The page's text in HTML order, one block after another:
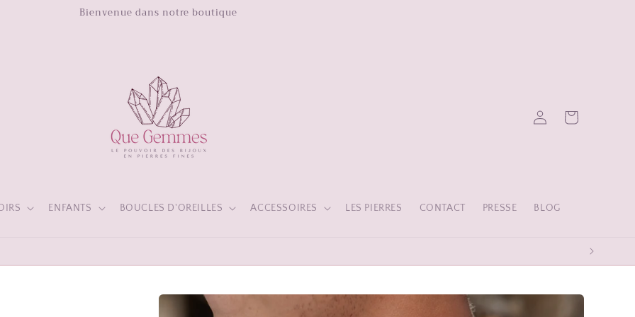
Bienvenue dans notre boutique
ENFANTS BOUCLES D'OREILLES ACCESSOIRES LES PIERRES CONTACT PRESSE BLOG
Connexion Panier